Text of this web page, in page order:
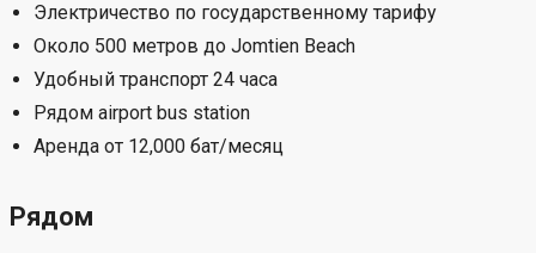
Электричество по государственному тарифу
Около 500 метров до Jomtien Beach
Удобный транспорт 24 часа
Рядом airport bus station
Аренда от 12,000 бат/месяц
Рядом